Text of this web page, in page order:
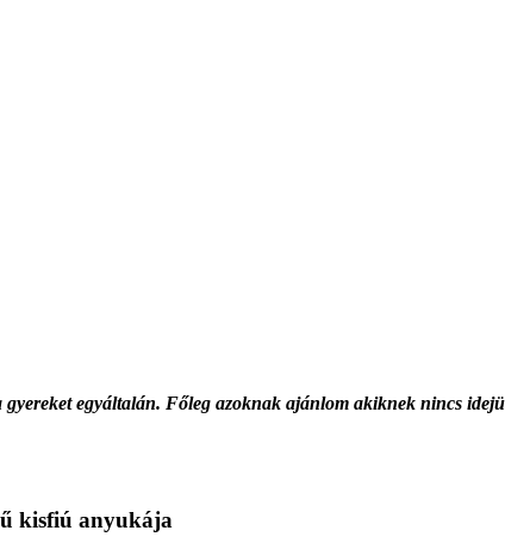
egyáltalán. Főleg azoknak ajánlom akiknek nincs
kisfiú anyukája